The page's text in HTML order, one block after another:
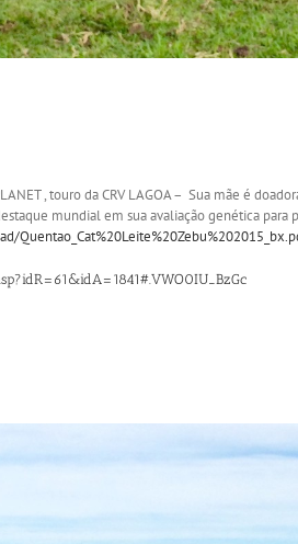
, touro da CRV LAGOA – Sua mãe é
mundial em sua avaliação genética